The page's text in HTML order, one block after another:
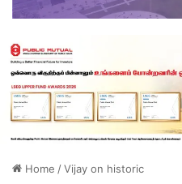
Home /Vijay on historic